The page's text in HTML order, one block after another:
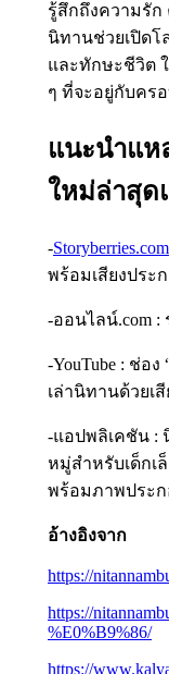
รู้สึกถึงความรัก
นิทานช่วยเปิด
และทักษะชีวิต
ๆ ที่จะอยู่กับคร
แนะนำแห
ใหม่ล่าสุด
-Storyberries.com
พร้อมเสียงประ
-ออนไลน์.com :
-YouTube : ช่อ
เล่านิทานด้วยเ
-แอปพลิเคชัน :
หมู่สำหรับเด็กเ
พร้อมภาพประก
อ้างอิงจาก
https://
https://
%E0%B9%86/
https://